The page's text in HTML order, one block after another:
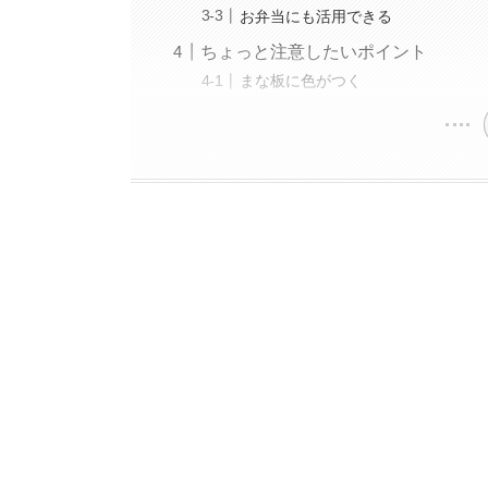
お弁当にも活用できる
ちょっと注意したいポイント
まな板に色がつく